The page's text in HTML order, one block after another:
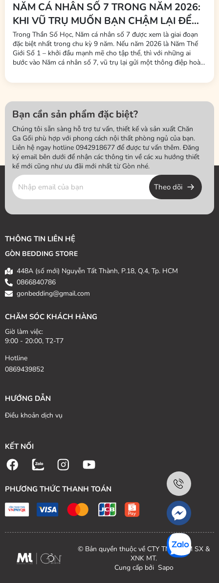
NĂM CÁ NHÂN SỐ 7 TRONG NĂM 2026:
KHI VŨ TRỤ MUỐN BẠN CHẬM LẠI ĐỂ
THỨC TỈNH
Trong Thần Số Học, Năm cá nhân số 7 được xem là giai đoạn
đặc biệt nhất trong chu kỳ 9 năm. Nếu năm 2026 là Năm Thế
Giới Số 1 – khởi đầu mạnh mẽ cho tập thể, thì với những ai
bước vào Năm cá nhân số 7, vũ trụ lại gửi một thông điệp hoàn
mà là lúc quay về bên trong để hiểu chính...
Bạn cần sản phẩm đặc biệt?
Chúng tôi sẵn sàng hỗ trợ tư vấn, thiết kế và sản xuất Chăn
Ga Gối phù hợp với phong cách nội thất phòng ngủ của bạn.
Liên hệ ngay hotline 0942918677 để được tư vấn thêm. Đăng
ký email bên dưới để nhận các thông tin về các xu hướng thiết
kế mới cũng như ưu đãi mới nhất từ Gòn nhé.
Theo dõi
THÔNG TIN LIÊN HỆ
GÒN BEDDING STORE
448A (số mới) Nguyễn Tất Thành, P.18, Q.4, Tp. HCM
0866840786
gonbedding@gmail.com
CHĂM SÓC KHÁCH HÀNG
Giờ làm việc:
9:00 - 20:00, T2-T7
Hotline
0869439852
HƯỚNG DẪN
Điều khoản dịch vụ
KẾT NỐI
PHƯƠNG THỨC THANH TOÁN
© Bản quyền thuộc về CTY TNHH TM SX &
XNK MT.
Cung cấp bởi Sapo